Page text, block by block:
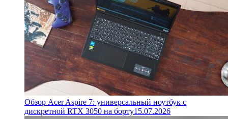
Обзор Acer Aspire 7: универсальный ноутбук с
дискретной RTX 3050 на борту15.07.2026